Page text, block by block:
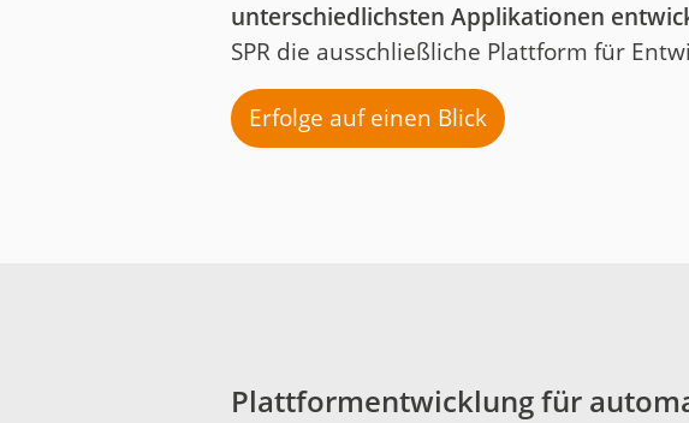
unterschiedlichsten Applikationen
SPR die ausschließliche Plattform für
Erfolge auf einen Blick
Plattformentwicklung für